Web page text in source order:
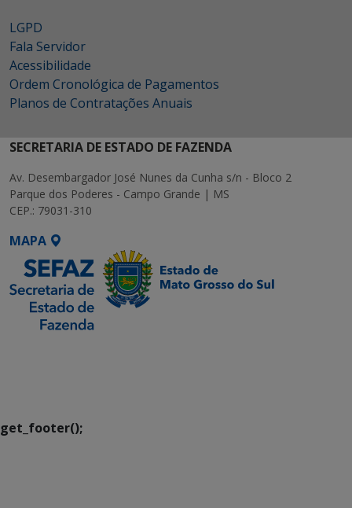
LGPD
Fala Servidor
Acessibilidade
Ordem Cronológica de Pagamentos
Planos de Contratações Anuais
SECRETARIA DE ESTADO DE FAZENDA
Av. Desembargador José Nunes da Cunha s/n - Bloco 2
Parque dos Poderes - Campo Grande | MS
CEP.: 79031-310
MAPA
get_footer();